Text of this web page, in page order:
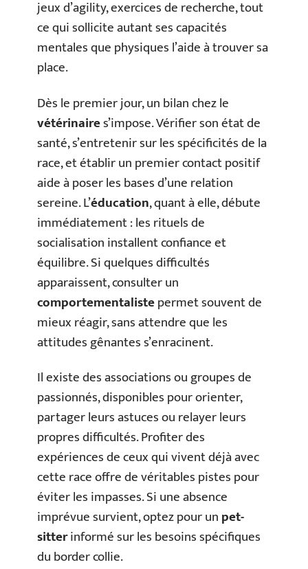
jeux d’agility, exercices de recherche, tout
ce qui sollicite autant ses capacités
mentales que physiques l’aide à trouver sa
place.
Dès le premier jour, un bilan chez le
vétérinaires’impose. Vérifier son état de
santé, s’entretenir sur les spécificités de la
race, et établir un premier contact positif
aide à poser les bases d’une relation
sereine. L’éducation, quant à elle, débute
immédiatement : les rituels de
socialisation installent confiance et
équilibre. Si quelques difficultés
apparaissent, consulter un
comportementalistepermet souvent de
mieux réagir, sans attendre que les
attitudes gênantes s’enracinent.
Il existe des associations ou groupes de
passionnés, disponibles pour orienter,
partager leurs astuces ou relayer leurs
propres difficultés. Profiter des
expériences de ceux qui vivent déjà avec
cette race offre de véritables pistes pour
éviter les impasses. Si une absence
imprévue survient, optez pour unpet-
sitterinformé sur les besoins spécifiques
du border collie.